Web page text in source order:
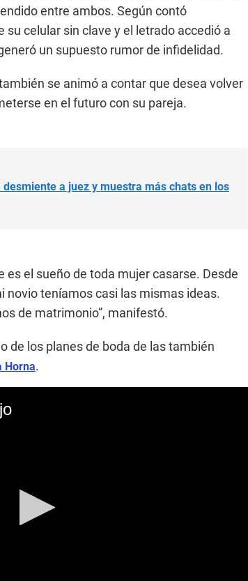
entre ambos. Según contó
celular sin clave y el letrado accedió a
un supuesto rumor de infidelidad.
se animó a contar que desea volver
en el futuro con su pareja.
a juez y muestra más chats en los
es el sueño de toda mujer casarse. Desde
novio teníamos casi las mismas ideas.
de matrimonio”, manifestó.
de los planes de boda de las también
Horna.